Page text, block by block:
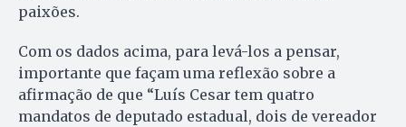
paixões.
Com os dados acima, para levá-los a pensar,
importante que façam uma reflexão sobre a
afirmação de que “Luís Cesar tem quatro
mandatos de deputado estadual, dois de vereador